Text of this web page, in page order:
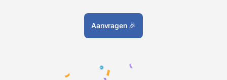
Aanvragen 🎉